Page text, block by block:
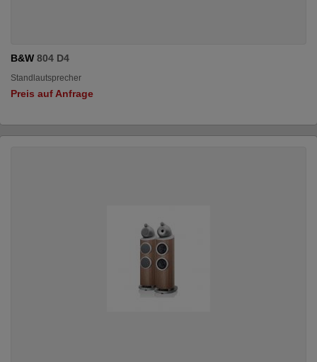
B&W 804 D4
Standlautsprecher
Preis auf Anfrage